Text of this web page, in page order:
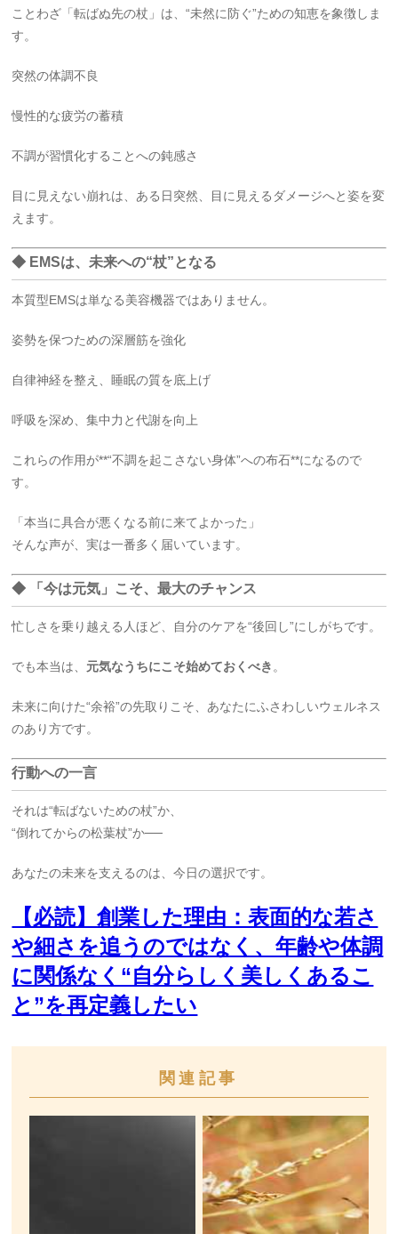
ことわざ「転ばぬ先の杖」は、“未然に防ぐ”ための知恵を象徴しま
す。
突然の体調不良
慢性的な疲労の蓄積
不調が習慣化することへの鈍感さ
目に見えない崩れは、ある日突然、目に見えるダメージへと姿を変
えます。
◆ EMSは、未来への“杖”となる
本質型EMSは単なる美容機器ではありません。
姿勢を保つための深層筋を強化
自律神経を整え、睡眠の質を底上げ
呼吸を深め、集中力と代謝を向上
これらの作用が**“不調を起こさない身体”への布石**になるので
す。
「本当に具合が悪くなる前に来てよかった」
そんな声が、実は一番多く届いています。
◆ 「今は元気」こそ、最大のチャンス
忙しさを乗り越える人ほど、自分のケアを“後回し”にしがちです。
でも本当は、 元気なうちにこそ始めておくべき。
未来に向けた“余裕”の先取りこそ、あなたにふさわしいウェルネス
のあり方です。
行動への一言
それは“転ばないための杖”か、
“倒れてからの松葉杖”か──
あなたの未来を支えるのは、今日の選択です。
【必読】創業した理由：表面的な若さ
や細さを追うのではなく、年齢や体調
に関係なく“自分らしく美しくあるこ
と”を再定義したい
関連記事